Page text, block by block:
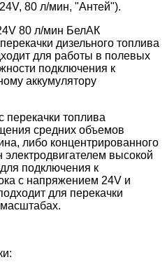
80 л/мин, "Антей").
80 л/мин БелАК
дизельного топлива
для работы в полевых
подключения к
аккумулятору
топлива
средних объемов
либо концентрированного
высокой
подключения к
с напряжением 24V и
для перекачки